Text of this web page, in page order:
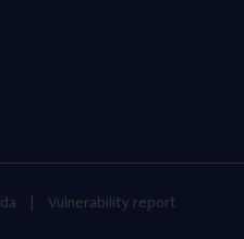
Vulnerability report